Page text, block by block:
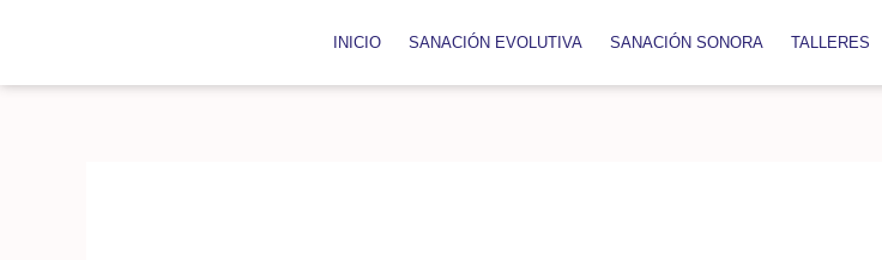
INICIO SANACIÓN EVOLUTIVA SANACIÓN SONORA TALLERES